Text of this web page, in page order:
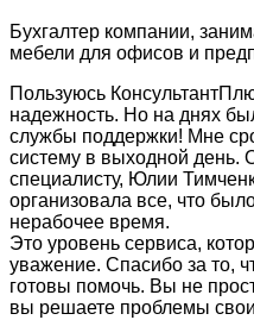
Бухгалтер компании,
мебели для офисов и
Пользуюсь
надежность. Но на днях
службы поддержки! Мне
систему в выходной день.
специалисту, Юлии
организовала все, что
нерабочее время.
Это уровень сервиса,
уважение. Спасибо за то,
готовы помочь. Вы не
вы решаете проблемы